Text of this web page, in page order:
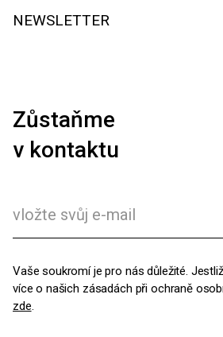
NEWSLETTER
Zůstaňme
v kontaktu
Vaše soukromí je pro nás důležité.
více o našich zásadách při ochraně
zde.